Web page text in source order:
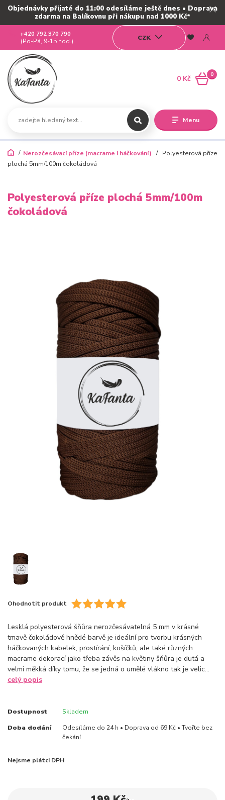
Objednávky přijaté do 11:00 odesíláme ještě dnes • Doprava
zdarma na Balíkovnu při nákupu nad 1000 Kč*
Menu
CZK
+420 792 370 790
(Po-Pá, 9-15 hod.)
0
0 Kč
Nerozčesávací příze (macrame i háčkování)
Polyesterová příze
plochá 5mm/100m čokoládová
Polyesterová příze plochá 5mm/100m
čokoládová
Ohodnotit produkt
Lesklá polyesterová šňůra nerozčesávatelná 5 mm v krásné
tmavě čokoládově hnědé barvě je ideální pro tvorbu krásných
háčkovaných kabelek, prostírání, košíčků, ale také různých
macrame dekorací jako třeba závěs na květiny šňůra je dutá a
velmi měkká díky tomu, že se jedná o umělé vlákno tak je velic...
celý popis
Dostupnost Skladem
Doba dodání
Odesíláme do 24 h • Doprava od 69 Kč • Tvořte bez
čekání
Nejsme plátci DPH